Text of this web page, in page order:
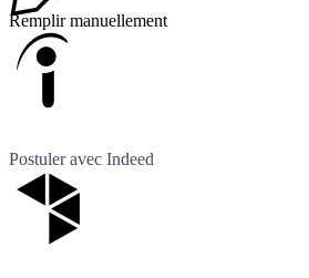
Remplir manuellement
Postuler avec Indeed